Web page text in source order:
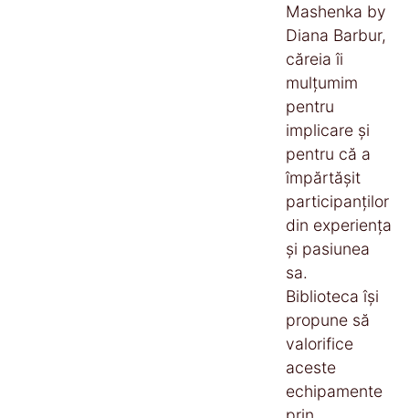
Mashenka by
Diana Barbur,
căreia îi
mulțumim
pentru
implicare și
pentru că a
împărtășit
participanților
din experiența
și pasiunea
sa.
Biblioteca își
propune să
valorifice
aceste
echipamente